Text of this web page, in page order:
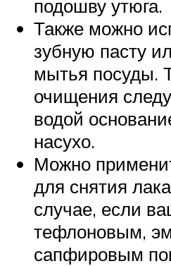
подошву утюга.
Также можно
зубную пасту
мытья посуды.
очищения
водой
насухо.
Можно
для снятия
случае, если
тефлоновым,
сапфировым